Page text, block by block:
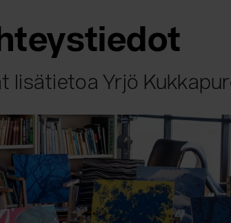
lisätietoa Yrjö